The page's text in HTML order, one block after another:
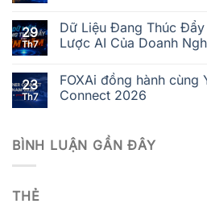
29
Th7
Dữ Liệu Đang Thúc
Lược AI Của Doanh
23
Th7
FOXAi đồng hành cùng
Connect 2026
BÌNH LUẬN GẦN ĐÂY
THẺ